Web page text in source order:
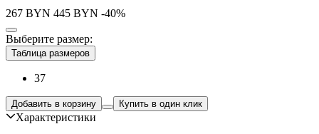
267 BYN 445 BYN -40%
Выберите размер:
Таблица размеров
37
Добавить в корзину Купить в один клик
Характеристики